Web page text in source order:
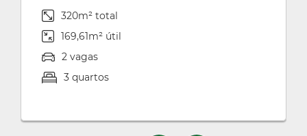
320m² total
169,61m² útil
2 vagas
3 quartos